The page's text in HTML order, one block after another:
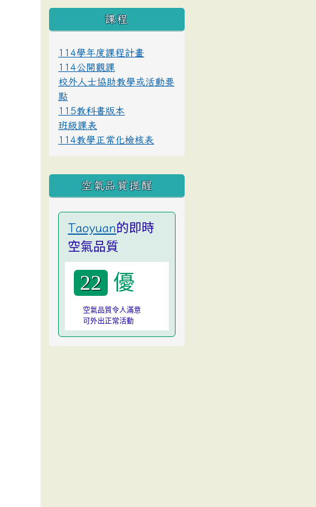
課程
114學年度課程計畫
114公開觀課
校外人士協助教學或活動要
點
115教科書版本
班級課表
114教學正常化檢核表
空氣品質提醒
Taoyuan的即時
空氣品質
22 優
空氣品質令人滿意
可外出正常活動